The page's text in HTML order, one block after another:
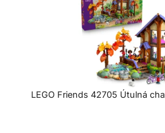
LEGO Friends 42705 Útulná